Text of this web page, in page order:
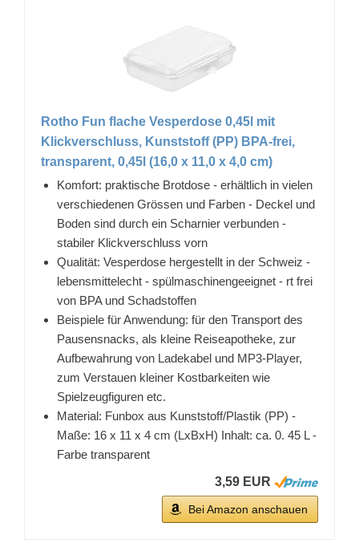
Rotho Fun flache Vesperdose 0,45l mit
Klickverschluss, Kunststoff (PP) BPA-frei,
transparent, 0,45l (16,0 x 11,0 x 4,0 cm)
Komfort: praktische Brotdose - erhältlich in vielen
verschiedenen Grössen und Farben - Deckel und
Boden sind durch ein Scharnier verbunden -
stabiler Klickverschluss vorn
Qualität: Vesperdose hergestellt in der Schweiz -
lebensmittelecht - spülmaschinengeeignet - rt frei
von BPA und Schadstoffen
Beispiele für Anwendung: für den Transport des
Pausensnacks, als kleine Reiseapotheke, zur
Aufbewahrung von Ladekabel und MP3-Player,
zum Verstauen kleiner Kostbarkeiten wie
Spielzeugfiguren etc.
Material: Funbox aus Kunststoff/Plastik (PP) -
Maße: 16 x 11 x 4 cm (LxBxH) Inhalt: ca. 0. 45 L -
Farbe transparent
3,59 EUR
Bei Amazon anschauen